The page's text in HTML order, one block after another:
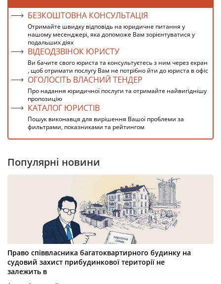
БЕЗКОШТОВНА КОНСУЛЬТАЦІЯ
Отримайте швидку відповідь на юридичне питання у
нашому месенджері, яка допоможе Вам зорієнтуватися у
подальших діях
ВІДЕОДЗВІНОК ЮРИСТУ
Ви бачите свого юриста та консультуєтесь з ним через екран
, щоб отримати послугу Вам не потрібно йти до юриста в офіс
ОГОЛОСІТЬ ВЛАСНИЙ ТЕНДЕР
Про надання юридичної послуги та отримайте найвигіднішу
пропозицію
КАТАЛОГ ЮРИСТІВ
Пошук виконавця для вирішення Вашої проблеми за
фильтрами, показниками та рейтингом
Популярні новини
Право співвласника багатоквартирного будинку на
судовий захист прибудинкової території не
залежить в